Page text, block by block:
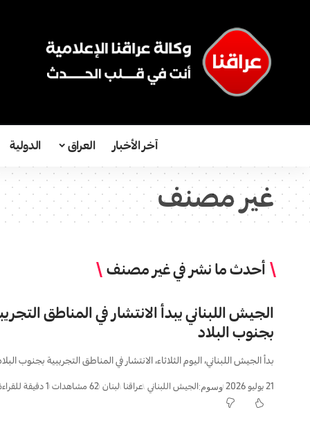
آخر الأخبار العراق الدولية
غير مصنف
أحدث ما نشر في غير مصنف
الجيش اللبناني يبدأ الانتشار في المناطق
بجنوب البلاد
بدأ الجيش اللبناني، اليوم الثلاثاء، الانتشار في المناطق التجريبية بجنوب
21 يوليو 2026 وسوم:الجيش اللبناني عراقنا لبنان 62 مشاهدات 1 دقيقة للقراءة